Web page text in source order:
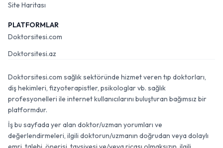
Site Haritası
PLATFORMLAR
Doktorsitesi.com
Doktorsitesi.az
Doktorsitesi.com sağlık sektöründe hizmet veren tıp doktorları,
diş hekimleri, fizyoterapistler, psikologlar vb. sağlık
profesyonelleri ile internet kullanıcılarını buluşturan bağımsız bir
platformdur.
İş bu sayfada yer alan doktor/uzman yorumları ve
değerlendirmeleri, ilgili doktorun/uzmanın doğrudan veya dolaylı